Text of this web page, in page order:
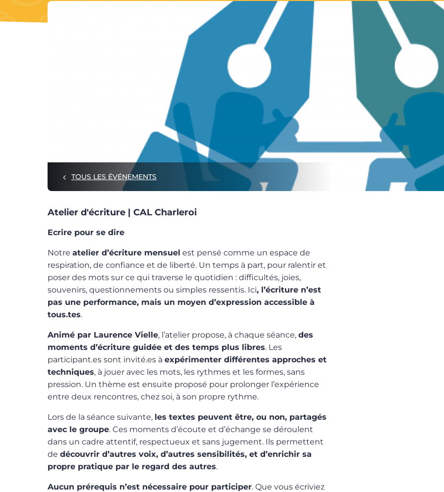
TOUS LES ÉVÉNEMENTS
Atelier d'écriture | CAL Charleroi
Ecrire pour se dire
Notre atelier d’écriture mensuel est pensé comme un espace de
respiration, de confiance et de liberté. Un temps à part, pour ralentir et
poser des mots sur ce qui traverse le quotidien : difficultés, joies,
souvenirs, questionnements ou simples ressentis. Ici, l’écriture n’est
pas une performance, mais un moyen d’expression accessible à
tous.tes.
Animé par Laurence Vielle, l’atelier propose, à chaque séance, des
moments d’écriture guidée et des temps plus libres. Les
participant.es sont invité.es à expérimenter différentes approches et
techniques, à jouer avec les mots, les rythmes et les formes, sans
pression. Un thème est ensuite proposé pour prolonger l’expérience
entre deux rencontres, chez soi, à son propre rythme.
Lors de la séance suivante, les textes peuvent être, ou non, partagés
avec le groupe. Ces moments d’écoute et d’échange se déroulent
dans un cadre attentif, respectueux et sans jugement. Ils permettent
de découvrir d’autres voix, d’autres sensibilités, et d’enrichir sa
propre pratique par le regard des autres.
Aucun prérequis n’est nécessaire pour participer. Que vous écriviez